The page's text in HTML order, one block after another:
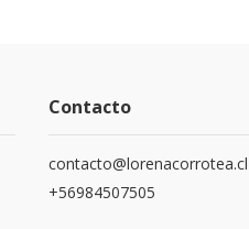
Contacto
contacto@lorenacorrotea.cl
+56984507505